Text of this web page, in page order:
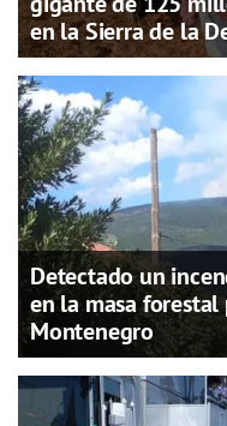
en la Sierra de la
Detectado un
en la masa
Montenegro